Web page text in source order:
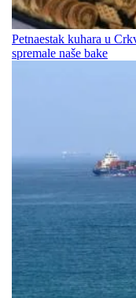
Petnaestak kuhara u
spremale naše bake